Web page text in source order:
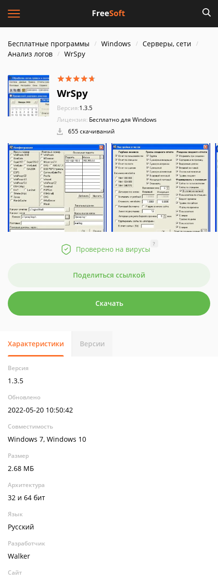
Бесплатные программы Windows
Серверы, сети
Анализ логов
WrSpy
WrSpy
Версия:1.3.5
Лицензия: Бесплатно для Windows
655 скачиваний
Проверено на вирусы
?
Поделиться ссылкой
Скачать
Характеристики Версии
Версия
1.3.5
Обновлено
2022-05-20 10:50:42
Совместимость
Windows 7, Windows 10
Размер
2.68 МБ
Архитектура
32 и 64 бит
Язык
Русский
Разработчик
Walker
Сайт